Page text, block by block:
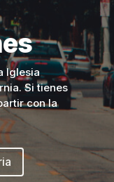
Iglesia
Si tienes
con la